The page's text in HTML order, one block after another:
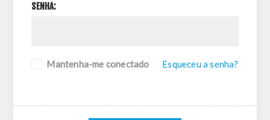
SENHA:
Mantenha-me conectado Esqueceu a senha?